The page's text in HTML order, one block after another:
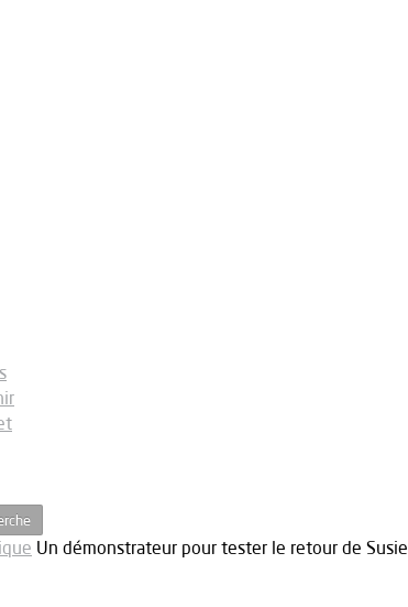
Un démonstrateur pour tester le retour de Susie